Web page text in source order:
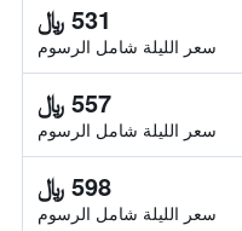
531 ﷼
سعر الليلة شامل الرسوم
557 ﷼
سعر الليلة شامل الرسوم
598 ﷼
سعر الليلة شامل الرسوم